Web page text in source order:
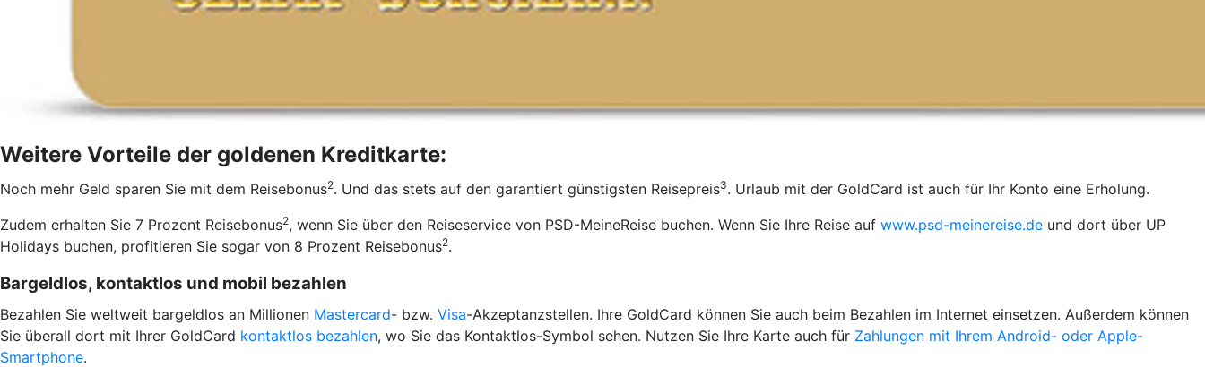
Weitere Vorteile der goldenen Kreditkarte:
Noch mehr Geld sparen Sie mit dem Reisebonus2. Und das stets auf den garantiert günstigsten Reisepreis3. Urlaub mit der GoldCard ist auch für Ihr Konto eine Erholung.
Zudem erhalten Sie 7 Prozent Reisebonus2, wenn Sie über den Reiseservice von PSD-MeineReise buchen. Wenn Sie Ihre Reise auf www.psd-meinereise.de und dort über UP
Holidays buchen, profitieren Sie sogar von 8 Prozent Reisebonus2.
Bargeldlos, kontaktlos und mobil bezahlen
Bezahlen Sie weltweit bargeldlos an Millionen Mastercard- bzw. Visa-Akzeptanzstellen. Ihre GoldCard können Sie auch beim Bezahlen im Internet einsetzen. Außerdem können
Sie überall dort mit Ihrer GoldCard kontaktlos bezahlen, wo Sie das Kontaktlos-Symbol sehen. Nutzen Sie Ihre Karte auch für Zahlungen mit Ihrem Android- oder Apple-
Smartphone.